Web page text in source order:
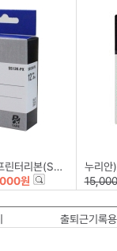
백색/흑문자
원
누리안)
출퇴근기록